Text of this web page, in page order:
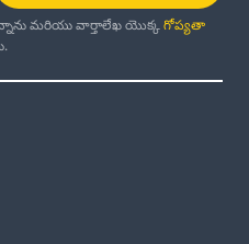
మరియు వార్తాలేఖ యొక్కగోప్యతా